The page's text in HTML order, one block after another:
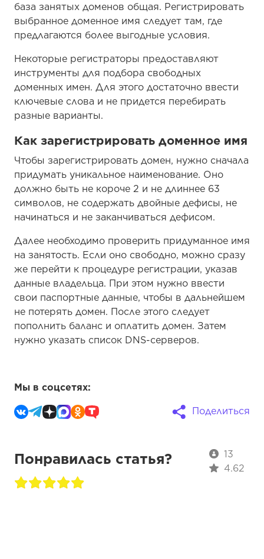
база занятых доменов общая. Регистрировать
выбранное доменное имя следует там, где
предлагаются более выгодные условия.
Некоторые регистраторы предоставляют
инструменты для подбора свободных
доменных имен. Для этого достаточно ввести
ключевые слова и не придется перебирать
разные варианты.
Как зарегистрировать доменное имя
Чтобы зарегистрировать домен, нужно сначала
придумать уникальное наименование. Оно
должно быть не короче 2 и не длиннее 63
символов, не содержать двойные дефисы, не
начинаться и не заканчиваться дефисом.
Далее необходимо проверить придуманное имя
на занятость. Если оно свободно, можно сразу
же перейти к процедуре регистрации, указав
данные владельца. При этом нужно ввести
свои паспортные данные, чтобы в дальнейшем
не потерять домен. После этого следует
пополнить баланс и оплатить домен. Затем
нужно указать список DNS-серверов.
Мы в соцсетях:
Поделиться
Понравилась статья?
13
4.62